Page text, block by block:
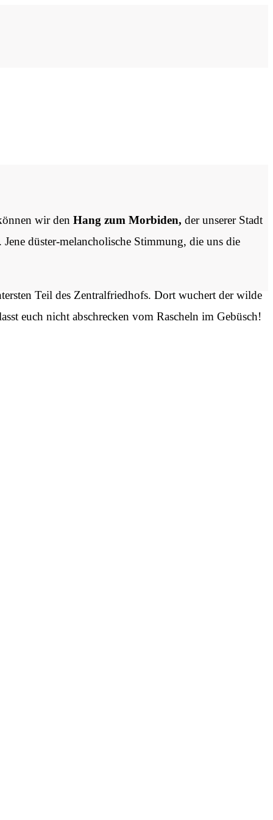
wir den Hang zum Morbiden, der unserer Stadt
düster-melancholische Stimmung, die uns die
Teil des Zentralfriedhofs. Dort wuchert der wilde
euch nicht abschrecken vom Rascheln im Gebüsch!